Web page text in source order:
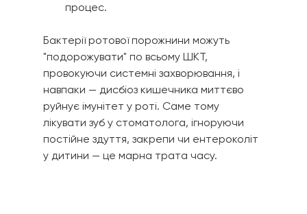
процес.
Бактерії ротової порожнини можуть
"подорожувати" по всьому ШКТ,
провокуючи системні захворювання, і
навпаки — дисбіоз кишечника миттєво
руйнує імунітет у роті. Саме тому
лікувати зуб у стоматолога, ігноруючи
постійне здуття, закрепи чи ентероколіт
у дитини — це марна трата часу.